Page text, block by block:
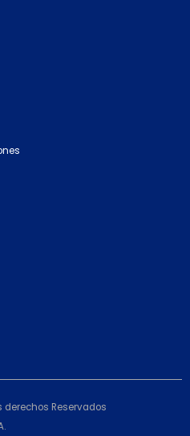
derechos Reservados